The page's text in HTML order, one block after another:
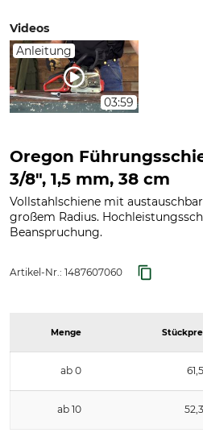
Videos
Anleitung
03:59
Oregon
3/8", 1,5 mm, 38 cm
Vollstahlschiene mit
großem Radius.
Beanspruchung.
Artikel-Nr.: 1487607060
Menge
ab 0
ab 10